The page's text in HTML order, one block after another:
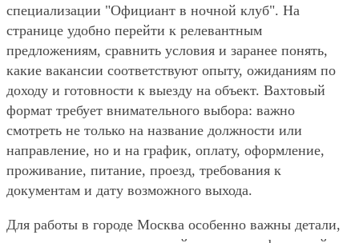
специализации "Официант в ночной клуб". На
странице удобно перейти к релевантным
предложениям, сравнить условия и заранее понять,
какие вакансии соответствуют опыту, ожиданиям по
доходу и готовности к выезду на объект. Вахтовый
формат требует внимательного выбора: важно
смотреть не только на название должности или
направление, но и на график, оплату, оформление,
проживание, питание, проезд, требования к
документам и дату возможного выхода.
Для работы в городе Москва особенно важны детали,